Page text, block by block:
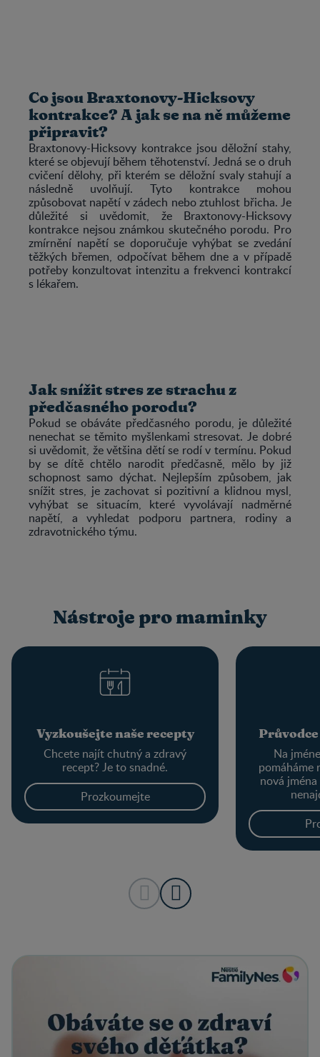
Co jsou Braxtonovy-Hicksovy
kontrakce? A jak se na ně můžeme
připravit?
Braxtonovy-Hicksovy kontrakce jsou děložní stahy,
které se objevují během těhotenství. Jedná se o druh
cvičení dělohy, při kterém se děložní svaly stahují a
následně uvolňují. Tyto kontrakce mohou
způsobovat napětí v zádech nebo ztuhlost břicha. Je
důležité si uvědomit, že Braxtonovy-Hicksovy
kontrakce nejsou známkou skutečného porodu. Pro
zmírnění napětí se doporučuje vyhýbat se zvedání
těžkých břemen, odpočívat během dne a v případě
potřeby konzultovat intenzitu a frekvenci kontrakcí
s lékařem.
Jak snížit stres ze strachu z
předčasného porodu?
Pokud se obáváte předčasného porodu, je důležité
nenechat se těmito myšlenkami stresovat. Je dobré
si uvědomit, že většina dětí se rodí v termínu. Pokud
by se dítě chtělo narodit předčasně, mělo by již
schopnost samo dýchat. Nejlepším způsobem, jak
snížit stres, je zachovat si pozitivní a klidnou mysl,
vyhýbat se situacím, které vyvolávají nadměrné
napětí, a vyhledat podporu partnera, rodiny a
zdravotnického týmu.
Nástroje pro maminky
Vyzkoušejte naše recepty
Chcete najít chutný a zdravý
recept? Je to snadné.
Prozkoumejte
Na
pomáháme
nová